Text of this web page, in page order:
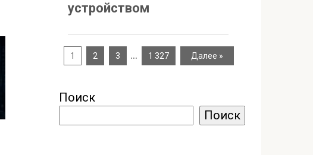
устройством
1 2 3 … 1 327 Далее »
Поиск
Поиск